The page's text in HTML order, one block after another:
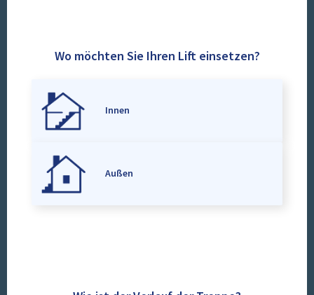
Wo möchten Sie Ihren Lift einsetzen?
Innen
Außen